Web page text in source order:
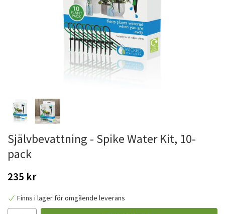
Självbevattning - Spike Water Kit, 10-
pack
235 kr
Finns i lager för omgående leverans